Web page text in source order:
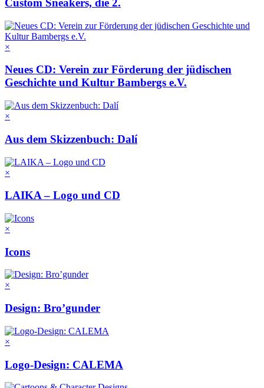
Custom Sneakers, die 2.
×
Neues CD: Verein zur Förderung der jüdischen
Geschichte und Kultur Bambergs e.V.
×
Aus dem Skizzenbuch: Dalí
×
LAIKA – Logo und CD
×
Icons
×
Design: Bro’gunder
×
Logo-Design: CALEMA